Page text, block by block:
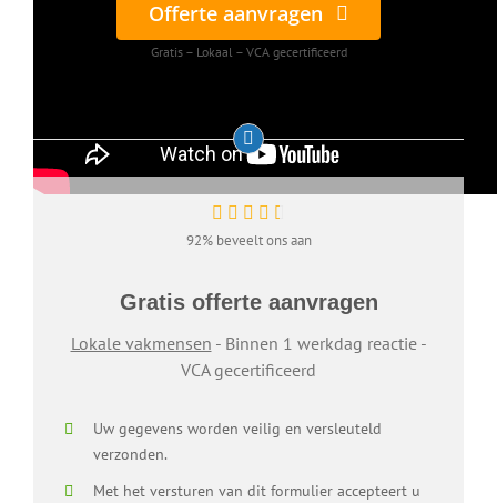
Offerte aanvragen
Gratis – Lokaal – VCA gecertificeerd
92% beveelt ons aan
Gratis offerte aanvragen
Lokale vakmensen - Binnen 1 werkdag reactie -
VCA gecertificeerd
Uw gegevens worden veilig en versleuteld
verzonden.
Met het versturen van dit formulier accepteert u